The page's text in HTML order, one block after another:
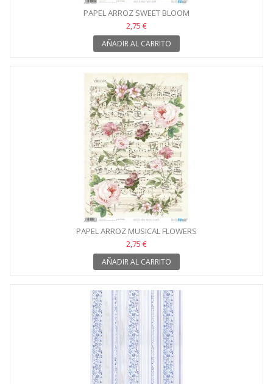
PAPEL ARROZ SWEET BLOOM
2,75 €
AÑADIR AL CARRITO
PAPEL ARROZ MUSICAL FLOWERS
2,75 €
AÑADIR AL CARRITO